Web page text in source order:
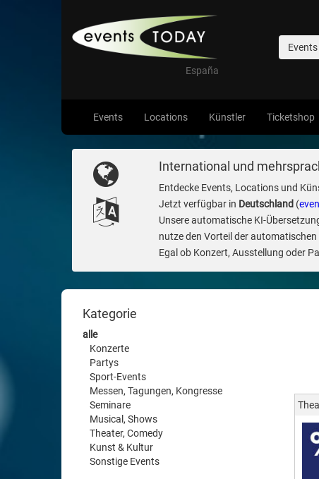
España
Events
Events Locations Künstler Ticketshop
International und
Entdecke Events, Locations und
Jetzt verfügbar in Deutschland (
Unsere automatische KI-
nutze den Vorteil der
Egal ob Konzert, Ausstellung oder
Kategorie
alle
Konzerte
Partys
Sport-Events
Messen, Tagungen, Kongresse
Seminare
Musical, Shows
Theater, Comedy
Kunst & Kultur
Sonstige Events